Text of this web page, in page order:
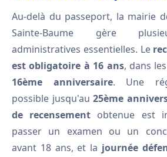
Au-delà du passeport, la mairie
Sainte-Baume gère
administratives essentielles. Le
est obligatoire à 16 ans, dans les
16ème anniversaire. Une
possible jusqu'au 25ème
de recensement obtenue est
passer un examen ou un
avant 18 ans, et la journée